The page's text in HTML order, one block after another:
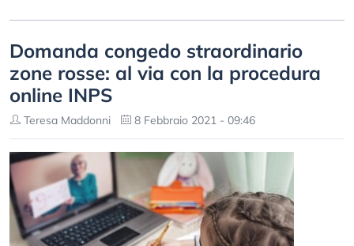
Domanda congedo straordinario
zone rosse: al via con la procedura
online INPS
Teresa Maddonni 8 Febbraio 2021 - 09:46